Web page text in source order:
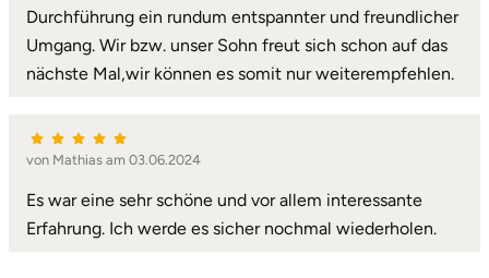
Durchführung ein rundum entspannter und freundlicher
Umgang. Wir bzw. unser Sohn freut sich schon auf das
nächste Mal,wir können es somit nur weiterempfehlen.
von Mathias am 03.06.2024
Es war eine sehr schöne und vor allem interessante
Erfahrung. Ich werde es sicher nochmal wiederholen.
Langenselbold
Leipzig
Leutkirch
Ludwigslust-Parchim